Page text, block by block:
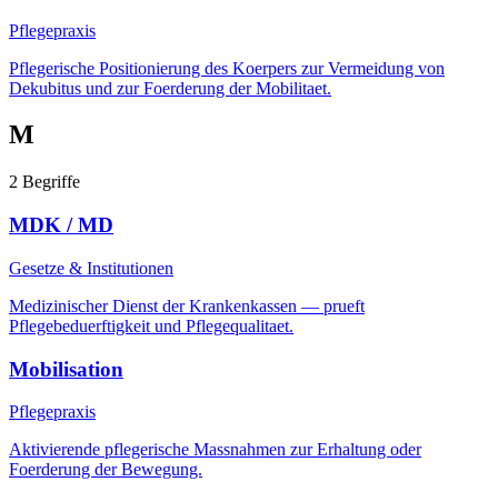
Pflegepraxis
Pflegerische Positionierung des Koerpers zur Vermeidung von
Dekubitus und zur Foerderung der Mobilitaet.
M
2 Begriffe
MDK / MD
Gesetze & Institutionen
Medizinischer Dienst der Krankenkassen — prueft
Pflegebeduerftigkeit und Pflegequalitaet.
Mobilisation
Pflegepraxis
Aktivierende pflegerische Massnahmen zur Erhaltung oder
Foerderung der Bewegung.